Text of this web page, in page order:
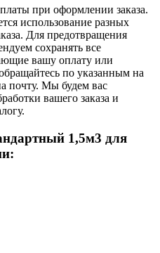
при оформлении заказа.
использование разных
Для предотвращения
сохранять все
вашу оплату или
по указанным на
почту. Мы будем вас
вашего заказа и
1,5м3 для